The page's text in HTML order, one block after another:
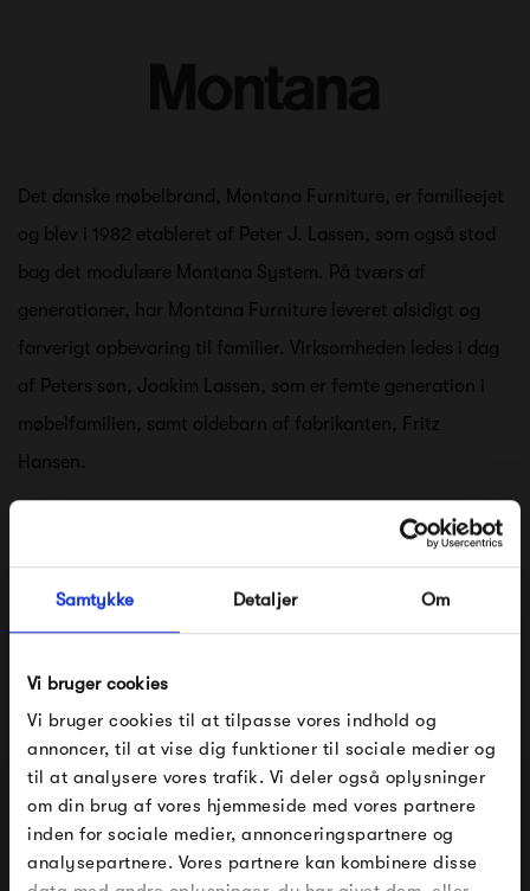
Samtykke Detaljer Om
Vi bruger cookies
Vi bruger cookies til at tilpasse vores indhold og
annoncer, til at vise dig funktioner til sociale medier og
til at analysere vores trafik. Vi deler også oplysninger
om din brug af vores hjemmeside med vores partnere
inden for sociale medier, annonceringspartnere og
analysepartnere. Vores partnere kan kombinere disse
Det danske møbelbrand, Montana Furniture, er familieejet
og blev i 1982 etableret af Peter J. Lassen, som også stod
bag det modulære Montana System. På tværs af
generationer, har Montana Furniture leveret alsidigt og
farverigt opbevaring til familier. Virksomheden ledes i dag
af Peters søn, Joakim Lassen, som er femte generation i
møbelfamilien, samt oldebarn af fabrikanten, Fritz
Hansen.
Se alle varer fra Montana
Produkter fra samme kategori
FÅ 10% PÅ DIN NÆSTE ORDRE
Indtast din e-mail, så sender vi rabatkoden til dig på